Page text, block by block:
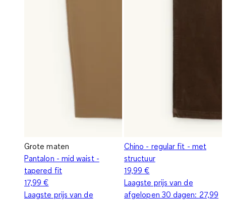
Grote maten
Pantalon - mid waist -
tapered fit
17,99 €
Laagste prijs van de
Chino - regular fit - met
structuur
19,99 €
Laagste prijs van de
afgelopen 30 dagen: 27,99